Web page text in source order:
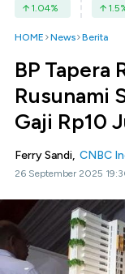
1.04% 1.5
HOME News Berita
BP Tapera
Rusunami
Gaji Rp10
Ferry Sandi, CNBC
26 September 2025